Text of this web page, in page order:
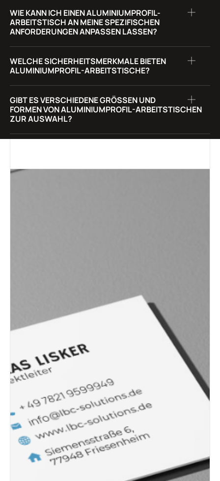
WIE KANN ICH EINEN ALUMINIUMPROFIL-
ARBEITSTISCH AN MEINE SPEZIFISCHEN
ANFORDERUNGEN ANPASSEN LASSEN?
WELCHE SICHERHEITSMERKMALE BIETEN
ALUMINIUMPROFIL-ARBEITSTISCHE?
GIBT ES VERSCHIEDENE GRÖSSEN UND F
ORMEN VON ALUMINIUMPROFIL-ARBEITSTISCHEN Z
UR AUSWAHL?